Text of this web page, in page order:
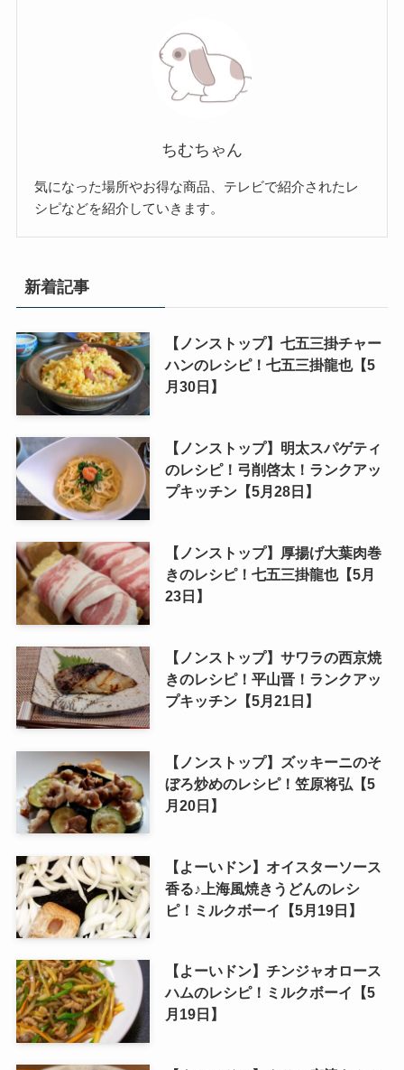
ちむちゃん
気になった場所やお得な商品、テレビで紹介されたレ
シピなどを紹介していきます。
新着記事
【ノンストップ】七五三掛チャー
ハンのレシピ！七五三掛龍也【5
月30日】
【ノンストップ】明太スパゲティ
のレシピ！弓削啓太！ランクアッ
プキッチン【5月28日】
【ノンストップ】厚揚げ大葉肉巻
きのレシピ！七五三掛龍也【5月
23日】
【ノンストップ】サワラの西京焼
きのレシピ！平山晋！ランクアッ
プキッチン【5月21日】
【ノンストップ】ズッキーニのそ
ぼろ炒めのレシピ！笠原将弘【5
月20日】
【よーいドン】オイスターソース
香る♪上海風焼きうどんのレシ
ピ！ミルクボーイ【5月19日】
【よーいドン】チンジャオロース
ハムのレシピ！ミルクボーイ【5
月19日】